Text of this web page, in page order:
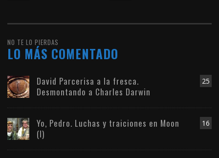
NO TE LO PIERDAS
LO MÁS COMENTADO
25
David Parcerisa a la fresca.
Desmontando a Charles Darwin
16
Yo, Pedro. Luchas y traiciones en Moon
(I)